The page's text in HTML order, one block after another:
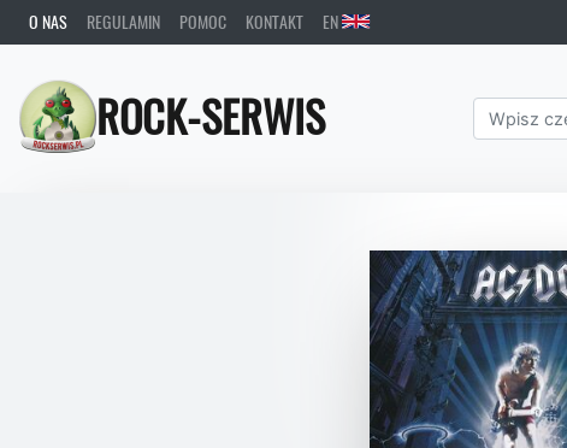
O NAS REGULAMIN POMOC KONTAKT EN
ROCK-SERWIS